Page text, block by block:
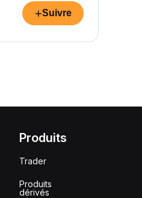
+Suivre
Produits
Trader
Produits
dérivés